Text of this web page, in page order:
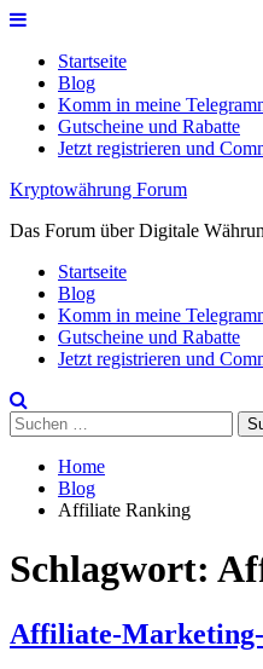
Skip
contentStartseite
Blog
Komm in meine
Gutscheine und Rabatte
Jetzt registrieren und
Kryptowährung Forum
Das Forum über Digitale
Startseite
Blog
Komm in meine
Gutscheine und Rabatte
Jetzt registrieren und
Suchen
nach:
Home
Blog
Affiliate Ranking
Schlagwort:
Affiliate-